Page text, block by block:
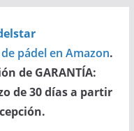
pádel en Amazon.
de GARANTÍA:
de 30 días a partir